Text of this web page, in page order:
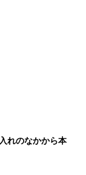
れのなかから本